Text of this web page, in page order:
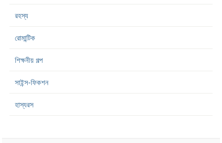
রহস্য
রোমান্টিক
শিক্ষনীয় গল্প
সাইন্স-ফিকশন
হাস্যরস